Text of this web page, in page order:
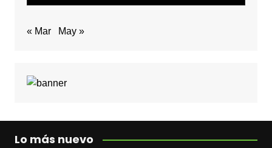
« Mar May »
Lo más nuevo